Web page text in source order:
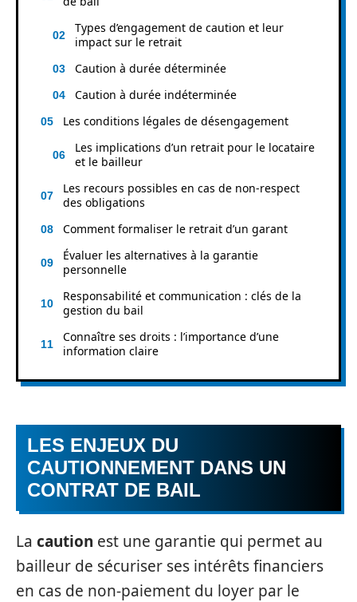
Types d’engagement de caution et leur
impact sur le retrait
Caution à durée déterminée
Caution à durée indéterminée
Les conditions légales de désengagement
Les implications d’un retrait pour le locataire
et le bailleur
Les recours possibles en cas de non-respect
des obligations
Comment formaliser le retrait d’un garant
Évaluer les alternatives à la garantie
personnelle
Responsabilité et communication : clés de la
gestion du bail
Connaître ses droits : l’importance d’une
information claire
LES ENJEUX DU
CAUTIONNEMENT DANS UN
CONTRAT DE BAIL
La caution est une garantie qui permet au
bailleur de sécuriser ses intérêts financiers
en cas de non-paiement du loyer par le